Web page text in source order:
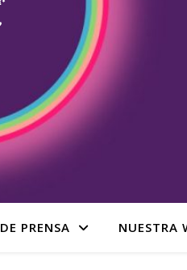
PRENSA NUESTRA